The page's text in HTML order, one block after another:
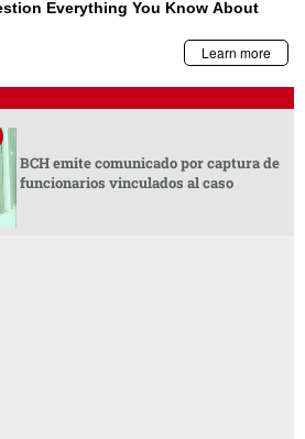
BCH emite comunicado por captura de
funcionarios vinculados al caso